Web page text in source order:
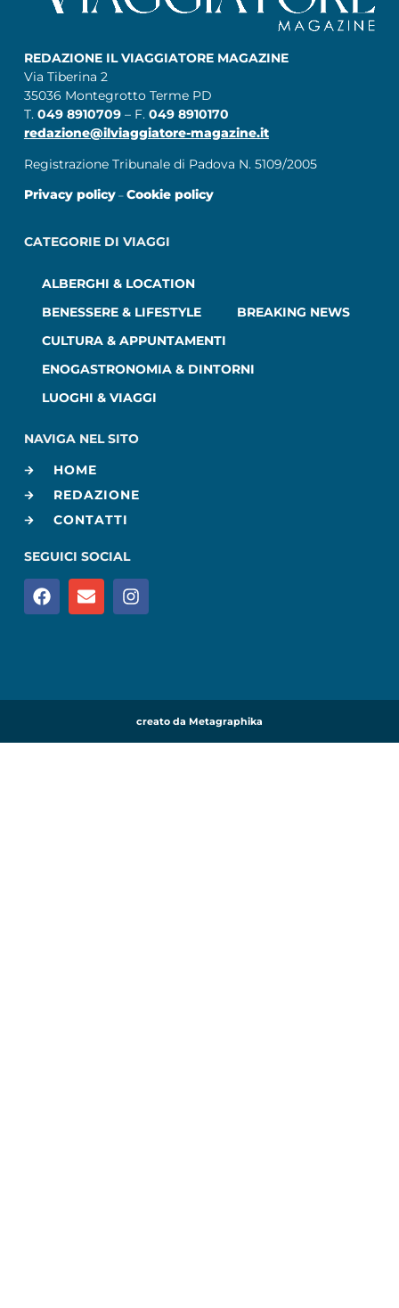
REDAZIONE IL VIAGGIATORE MAGAZINE
Via Tiberina 2
35036 Montegrotto Terme PD
T. 049 8910709 – F. 049 8910170
redazione@ilviaggiatore-magazine.it
Registrazione Tribunale di Padova N. 5109/2005
Privacy policy– Cookie policy
CATEGORIE DI VIAGGI
ALBERGHI & LOCATION
BENESSERE & LIFESTYLE
BREAKING NEWS
CULTURA & APPUNTAMENTI
ENOGASTRONOMIA & DINTORNI
LUOGHI & VIAGGI
NAVIGA NEL SITO
HOME
REDAZIONE
CONTATTI
SEGUICI SOCIAL
creato da Metagraphika